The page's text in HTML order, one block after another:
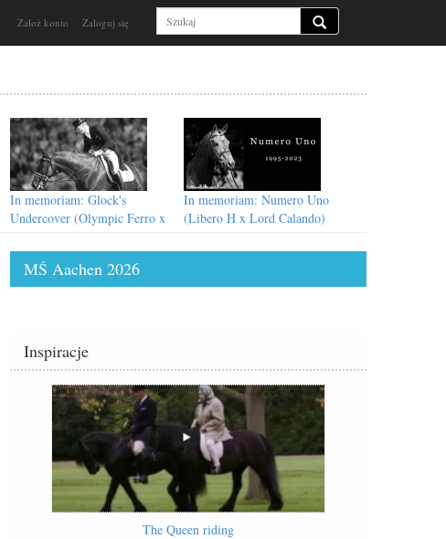
Założ konto Zaloguj się
In memoriam: Glock's
Undercover (Olympic Ferro x
In memoriam: Numero Uno
(Libero H x Lord Calando)
MŚ Aachen 2026
Inspiracje
The Queen riding